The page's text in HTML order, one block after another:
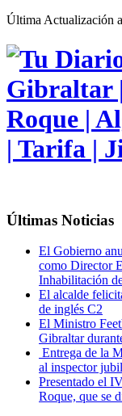
Última Actualización
Últimas Noticias
El Gobierno
como Director
Inhabilitación
El alcalde
de inglés C2
El Ministro
Gibraltar
Entrega de la
al inspector
Presentado el
Roque, que se